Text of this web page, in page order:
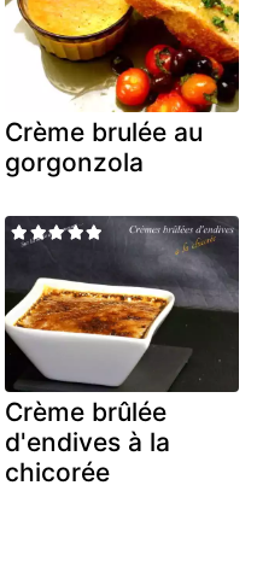
Crème brulée au
gorgonzola
Crème brûlée
d'endives à la
chicorée